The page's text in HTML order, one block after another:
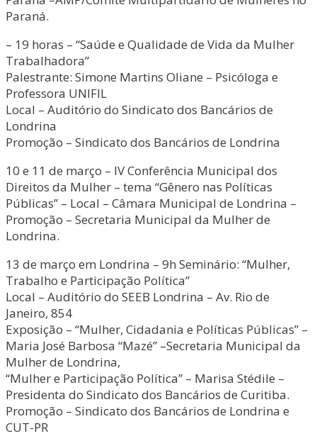
Paraná.
– 19 horas – “Saúde e Qualidade de Vida da Mulher
Trabalhadora”
Palestrante: Simone Martins Oliane – Psicóloga e
Professora UNIFIL
Local – Auditório do Sindicato dos Bancários de
Londrina
Promoção – Sindicato dos Bancários de Londrina
10 e 11 de março – IV Conferência Municipal dos
Direitos da Mulher – tema “Gênero nas Políticas
Públicas” – Local – Câmara Municipal de Londrina –
Promoção – Secretaria Municipal da Mulher de
Londrina.
13 de março em Londrina – 9h Seminário: “Mulher,
Trabalho e Participação Política”
Local – Auditório do SEEB Londrina – Av. Rio de
Janeiro, 854
Exposição – “Mulher, Cidadania e Políticas Públicas” –
Maria José Barbosa “Mazé” –Secretaria Municipal da
Mulher de Londrina,
“Mulher e Participação Política” – Marisa Stédile –
Presidenta do Sindicato dos Bancários de Curitiba.
Promoção – Sindicato dos Bancários de Londrina e
CUT-PR